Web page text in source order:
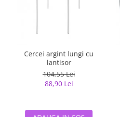
Cercei argint lungi cu
lantisor
104,55 Lei
88,90 Lei